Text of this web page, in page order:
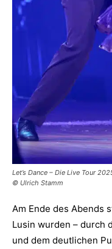
Let’s Dance – Die Live Tour
© Ulrich Stamm
Am Ende des Abends
Lusin wurden – durch
und dem deutlichen